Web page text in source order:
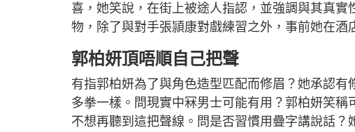
喜，她笑說，在街上被途人指認，並強調與其真
物，除了與對手張頴康對戲練習之外，事前她在酒
郭柏妍頂唔順自己把聲
有指郭柏妍為了與角色造型匹配而修眉？她承認
多拳一樣。問現實中冧男士可能有用？郭柏妍笑
不想再聽到這把聲線。問是否習慣用疊字講說話